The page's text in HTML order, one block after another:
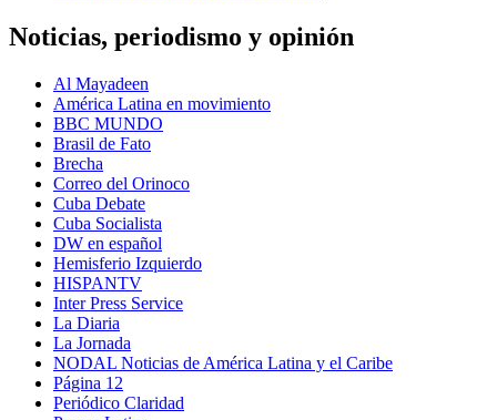
Noticias, periodismo y opinión
Al Mayadeen
América Latina en movimiento
BBC MUNDO
Brasil de Fato
Brecha
Correo del Orinoco
Cuba Debate
Cuba Socialista
DW en español
Hemisferio Izquierdo
HISPANTV
Inter Press Service
La Diaria
La Jornada
NODAL Noticias de América Latina y el Caribe
Página 12
Periódico Claridad